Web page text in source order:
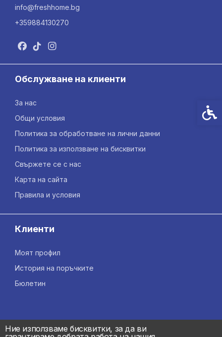
Ние използваме бисквитки, за да ви
info@freshhome.bg
+359884130270
Обслужване на клиенти
За нас
Общи условия
Политика за обработване на лични данни
Политика за използване на бисквитки
Свържете се с нас
Карта на сайта
Правила и условия
Клиенти
Моят профил
История на поръчките
Бюлетин